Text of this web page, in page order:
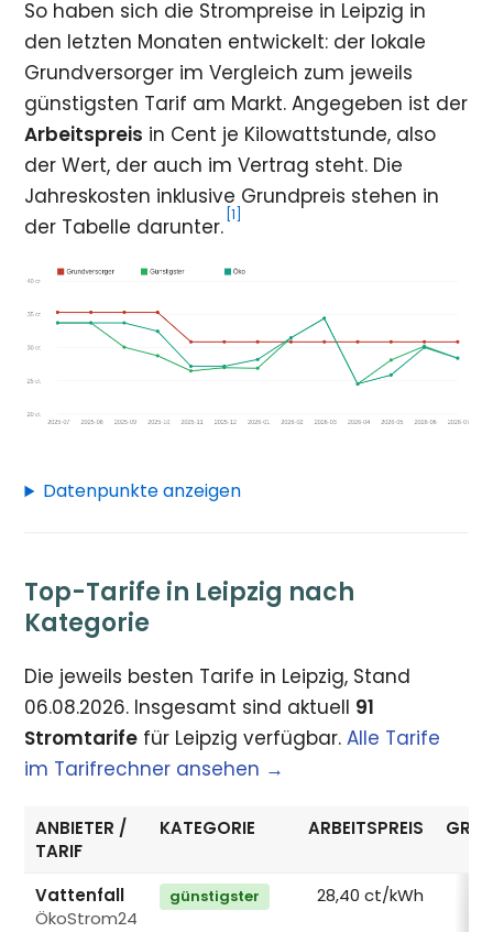
So haben sich die Strompreise in Leipzig in
den letzten Monaten entwickelt: der lokale
Grundversorger im Vergleich zum jeweils
günstigsten Tarif am Markt. Angegeben ist der
Arbeitspreis in Cent je Kilowattstunde, also
der Wert, der auch im Vertrag steht. Die
Jahreskosten inklusive Grundpreis stehen in
der Tabelle darunter. [1]
Datenpunkte anzeigen
Top-Tarife in Leipzig nach
Kategorie
Die jeweils besten Tarife in Leipzig, Stand
06.08.2026. Insgesamt sind aktuell 91
Stromtarife für Leipzig verfügbar.Alle Tarife
im Tarifrechner ansehen →
ANBIETER /
TARIF
KATEGORIE ARBEITSPREIS
Vattenfall
ÖkoStrom24
günstigster
28,40 ct/kWh